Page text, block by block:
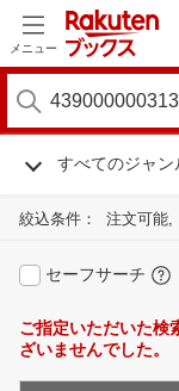
メニュー
すべてのジャン
絞込条件： 注文可能
セーフサーチ
ご指定いただいた検
ざいませんでした。